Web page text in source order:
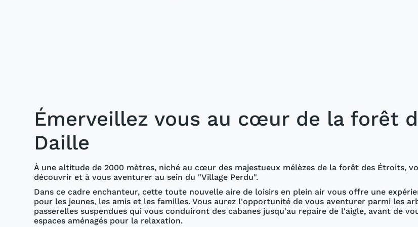
Émerveillez vous au cœur de la forêt
Daille
À une altitude de 2000 mètres, niché au cœur des majestueux mélèzes de la forêt des Étroits,
découvrir et à vous aventurer au sein du "Village Perdu".
Dans ce cadre enchanteur, cette toute nouvelle aire de loisirs en plein air vous offre une
pour les jeunes, les amis et les familles. Vous aurez l'opportunité de vous aventurer parmi les
passerelles suspendues qui vous conduiront des cabanes jusqu'au repaire de l'aigle, avant de
espaces aménagés pour la relaxation.